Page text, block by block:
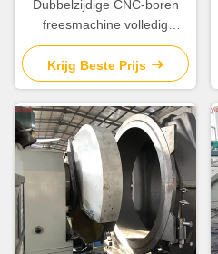
Dubbelzijdige CNC-boren
freesmachine volledig
intelligente draaibank
geautomatiseerd
Krijg Beste Prijs